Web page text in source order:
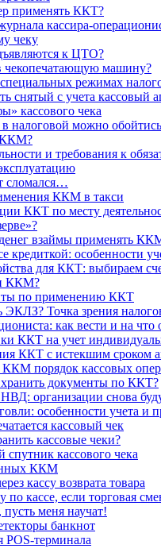
применять ККТ?
кассира-
чеку
к ЦТО?
машину?
режимах
снятый с учета кассовый
кассового чека
налоговой можно
ККМ?
и требования к
сломался…
ККМ в такси
ККТ по месту
взаймы применять
кредиткой: особенности
для ККТ: выбираем
ККМ?
по применению ККТ
ЭКЛЗ? Точка зрения
как вести и на
ККТ на учет
ККТ с истекшим сроком
порядок кассовых
документы по ККТ?
организации снова
особенности учета и
кассовый чек
кассовые чеки?
кассового чека
ККМ
кассу возврата товара
кассе, если торговая
меня научат!
банкнот
терминала